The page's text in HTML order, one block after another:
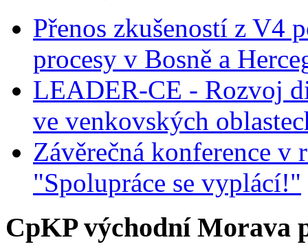
Přenos zkušeností z V4
procesy v Bosně a
LEADER-CE - Rozvoj
ve venkovských
Závěrečná konference v
"Spolupráce se vyplácí!"
CpKP východní Morava